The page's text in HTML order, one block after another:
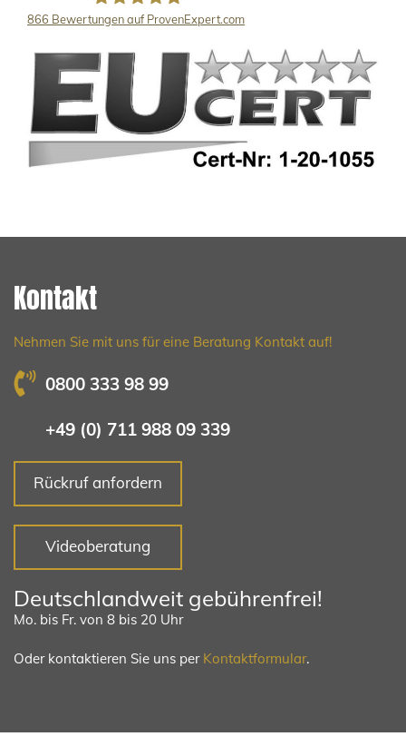
LB Detektive GmbH
866 Bewertungen auf ProvenExpert.com
Kontakt
Nehmen Sie mit uns für eine Beratung Kontakt auf!
0800 333 98 99
+49 (0) 711 988 09 339
Rückruf anfordern
Videoberatung
Deutschlandweit gebührenfrei!
Mo. bis Fr. von 8 bis 20 Uhr
Oder kontaktieren Sie uns per Kontaktformular.